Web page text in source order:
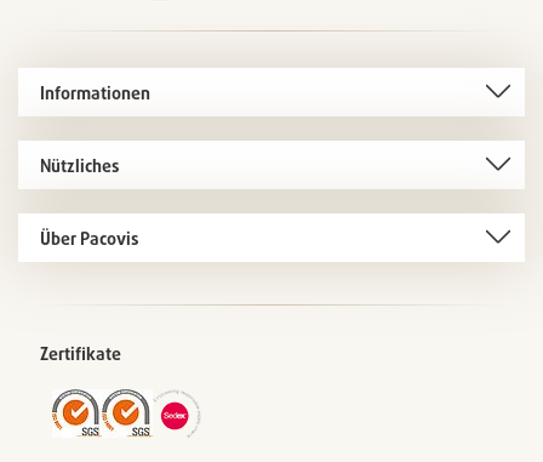
Informationen
Nützliches
Über Pacovis
Zertifikate